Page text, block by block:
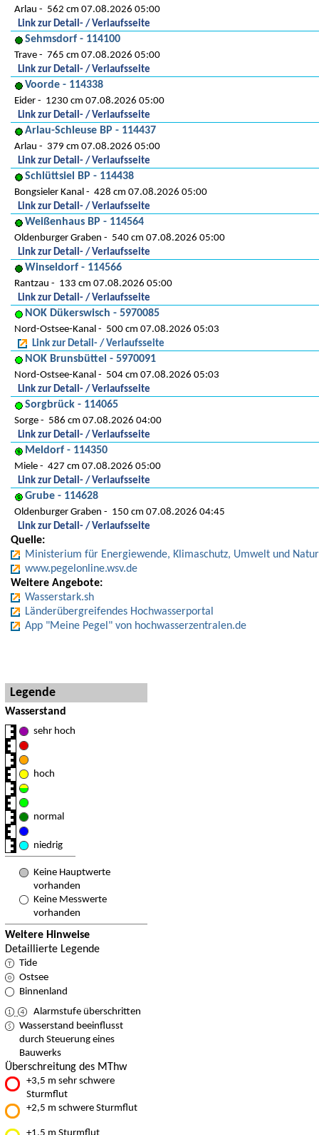
Arlau
562 cm 07.08.2026 05:00
Link zur Detail- / Verlaufsseite
Sehmsdorf - 114100
Trave
765 cm 07.08.2026 05:00
Link zur Detail- / Verlaufsseite
Voorde - 114338
Eider
1230 cm 07.08.2026 05:00
Link zur Detail- / Verlaufsseite
Arlau-Schleuse BP - 114437
Arlau
379 cm 07.08.2026 05:00
Link zur Detail- / Verlaufsseite
Schlüttsiel BP - 114438
Bongsieler Kanal
428 cm 07.08.2026 05:00
Link zur Detail- / Verlaufsseite
Weißenhaus BP - 114564
Oldenburger Graben
540 cm 07.08.2026 05:00
Link zur Detail- / Verlaufsseite
Winseldorf - 114566
Rantzau
133 cm 07.08.2026 05:00
Link zur Detail- / Verlaufsseite
NOK Dükerswisch - 5970085
Nord-Ostsee-Kanal
500 cm 07.08.2026 05:03
Link zur Detail- / Verlaufsseite
NOK Brunsbüttel - 5970091
Nord-Ostsee-Kanal
504 cm 07.08.2026 05:03
Link zur Detail- / Verlaufsseite
Sorgbrück - 114065
Sorge
586 cm 07.08.2026 04:00
Link zur Detail- / Verlaufsseite
Meldorf - 114350
Miele
427 cm 07.08.2026 05:00
Link zur Detail- / Verlaufsseite
Grube - 114628
Oldenburger Graben
150 cm 07.08.2026 04:45
Link zur Detail- / Verlaufsseite
Quelle:
Ministerium für Energiewende, Klimaschutz, Umwelt und Natur
www.pegelonline.wsv.de
Weitere Angebote:
Wasserstark.sh
Länderübergreifendes Hochwasserportal
App "Meine Pegel" von hochwasserzentralen.de
Legende
Wasserstand
sehr hoch
hoch
normal
niedrig
Keine Hauptwerte
vorhanden
Keine Messwerte
vorhanden
Weitere Hinweise
Detaillierte Legende
Tide
Ostsee
Binnenland
Alarmstufe überschritten
Wasserstand beeinflusst
durch Steuerung eines
Bauwerks
Überschreitung des MThw
+3,5 m sehr schwere
Sturmflut
+2,5 m schwere Sturmflut